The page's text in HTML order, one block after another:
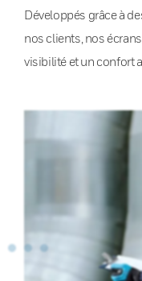
Développés grâce à
nos clients, nos
visibilité et un confort